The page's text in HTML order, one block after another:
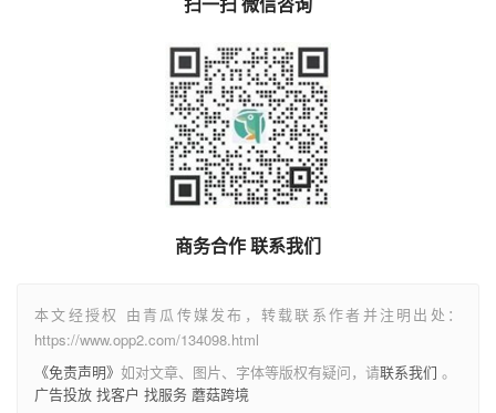
商务合作 联系我们
本文经授权 由青瓜传媒发布，转载联系作者并注明出处：
https://www.opp2.com/134098.html
《免责声明》 如对文章、图片、字体等版权有疑问，请联系我们 。
广告投放 找客户 找服务 蘑菇跨境